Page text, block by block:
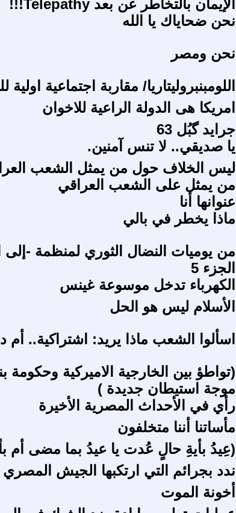
الإيمان بالتخاطر عن بعد Telepathy!!!
نحن ضحاياك يا الله
نحن ومصر
اللومبنبروليتاريا/ مقاربة اجتماعية اولية
امريكا هى الدولة الراعية للاخوان
جرايد گبُل 63
يا صديقي.. لا تنس آمنين.
ليس الخلاف حول من يمثل الشعب
من يمثل على الشعب العراقي
عنوانها أنا
ماذا يخطر في بالي
الجزء 5
الكهرباء تدخل موسوعة غينس
الأسلام ليس هو الحل
اسألوا الشعب ماذا يريد: اشتراكية.. أم
(تواطؤ بين الخارجية الاميركية وحكومة
موجة استيطان جديدة )
رأي في الأحداث المصرية الأخيرة
مأساتنا أننا متخلفون
(عِيدُ بأيةِ حالٍ عُدت يا عيدُ بما مضى أم
ندد بجرائم التي ارتكبها الجيش المصري
أخونة الموت